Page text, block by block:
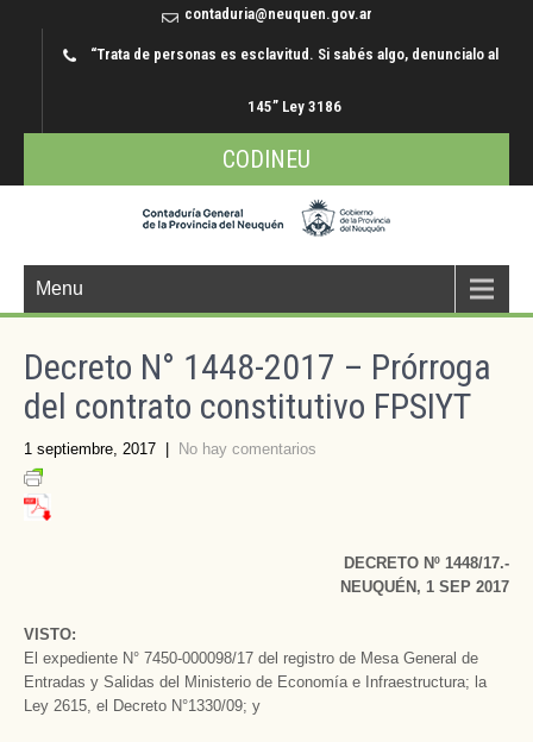
contaduria@neuquen.gov.ar
“Trata de personas es esclavitud. Si sabés algo, denuncialo al
145” Ley 3186
CODINEU
Menu
Decreto N° 1448-2017 – Prórroga
del contrato constitutivo FPSIYT
1 septiembre, 2017 No hay comentarios
DECRETO Nº 1448/17.-
NEUQUÉN, 1 SEP 2017
VISTO:
El expediente N° 7450-000098/17 del registro de Mesa General de
Entradas y Salidas del Ministerio de Economía e Infraestructura; la
Ley 2615, el Decreto N°1330/09; y